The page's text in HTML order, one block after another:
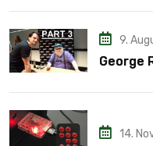
9.
George
14.